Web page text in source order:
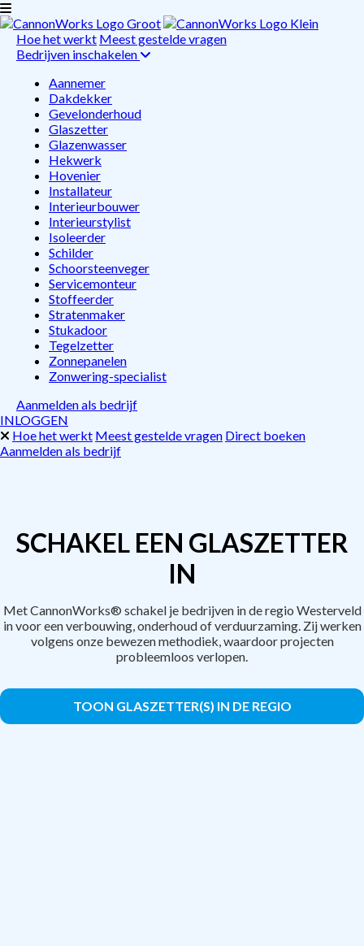
Hoe het werkt Meest gestelde vragen
Bedrijven inschakelen
Aannemer
Dakdekker
Gevelonderhoud
Glaszetter
Glazenwasser
Hekwerk
Hovenier
Installateur
Interieurbouwer
Interieurstylist
Isoleerder
Schilder
Schoorsteenveger
Servicemonteur
Stoffeerder
Stratenmaker
Stukadoor
Tegelzetter
Zonnepanelen
Zonwering-specialist
Aanmelden als bedrijf
INLOGGEN
Hoe het werkt Meest gestelde vragen Direct boeken
Aanmelden als bedrijf
SCHAKEL EEN GLASZETTER
IN
Met CannonWorks® schakel je bedrijven in de regio Westerveld
in voor een verbouwing, onderhoud of verduurzaming. Zij werken
volgens onze bewezen methodiek, waardoor projecten
probleemloos verlopen.
TOON GLASZETTER(S) IN DE REGIO